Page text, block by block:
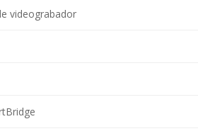
videograbador